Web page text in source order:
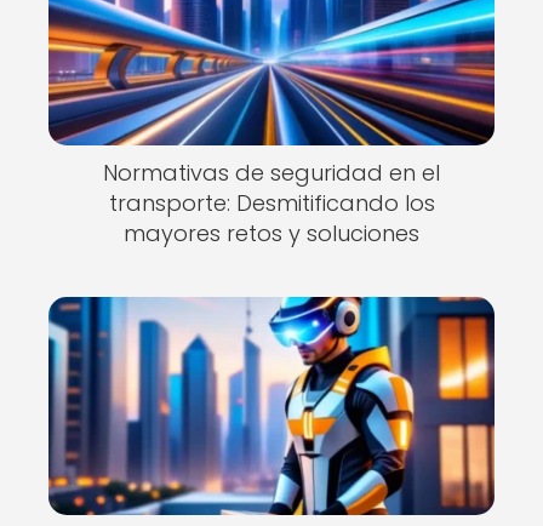
Normativas de seguridad en el
transporte: Desmitificando los
mayores retos y soluciones